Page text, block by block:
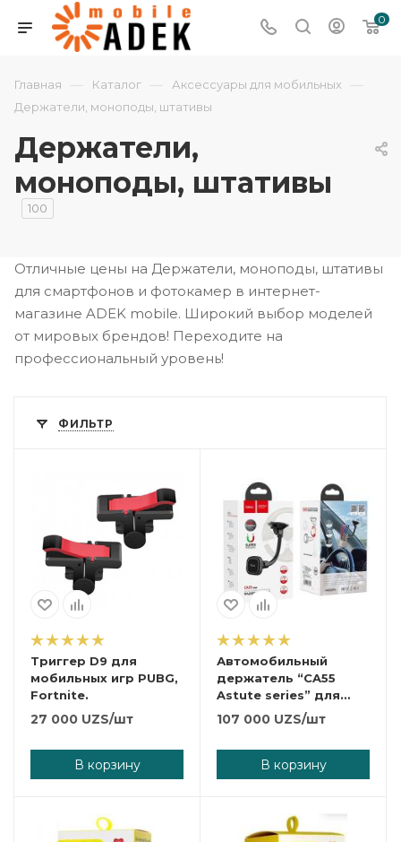
0
Главная — Каталог — Аксессуары для мобильных —
Держатели, моноподы, штативы
Держатели,
моноподы, штативы
100
Отличные цены на Держатели, моноподы, штативы
для смартфонов и фотокамер в интернет-
магазине ADEK mobile. Широкий выбор моделей
от мировых брендов! Переходите на
профессиональный уровень!
ФИЛЬТР
Триггер D9 для
мобильных игр PUBG,
Fortnite.
27 000 UZS/шт
В корзину
Автомобильный
держатель “CA55
Astute series” для
лобового стекла
107 000 UZS/шт
В корзину